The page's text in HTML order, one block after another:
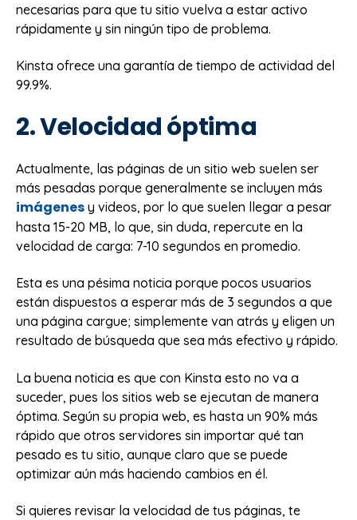
necesarias para que tu sitio vuelva a estar activo
rápidamente y sin ningún tipo de problema.
Kinsta ofrece una garantía de tiempo de actividad del
99.9%.
2. Velocidad óptima
Actualmente, las páginas de un sitio web suelen ser
más pesadas porque generalmente se incluyen más
imágenes y videos, por lo que suelen llegar a pesar
hasta 15-20 MB, lo que, sin duda, repercute en la
velocidad de carga: 7-10 segundos en promedio.
Esta es una pésima noticia porque pocos usuarios
están dispuestos a esperar más de 3 segundos a que
una página cargue; simplemente van atrás y eligen un
resultado de búsqueda que sea más efectivo y rápido.
La buena noticia es que con Kinsta esto no va a
suceder, pues los sitios web se ejecutan de manera
óptima. Según su propia web, es hasta un 90% más
rápido que otros servidores sin importar qué tan
pesado es tu sitio, aunque claro que se puede
optimizar aún más haciendo cambios en él.
Si quieres revisar la velocidad de tus páginas, te